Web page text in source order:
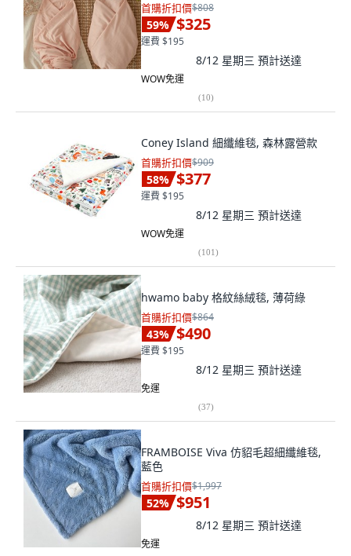
首購折扣價$808
59% $325
運費 $195
8/12 星期三 預計送達
WOW免運
(10)
Coney Island 細纖維毯, 森林露營款
首購折扣價$909
58% $377
運費 $195
8/12 星期三 預計送達
WOW免運
(101)
hwamo baby 格紋絲絨毯, 薄荷綠
首購折扣價$864
43% $490
運費 $195
8/12 星期三 預計送達
免運
(37)
FRAMBOISE Viva 仿貂毛超細纖維毯,
藍色
首購折扣價$1,997
52% $951
8/12 星期三 預計送達
免運